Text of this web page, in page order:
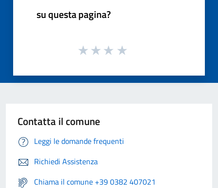
su questa pagina?
Contatta il comune
Leggi le domande frequenti
Richiedi Assistenza
Chiama il comune +39 0382 407021